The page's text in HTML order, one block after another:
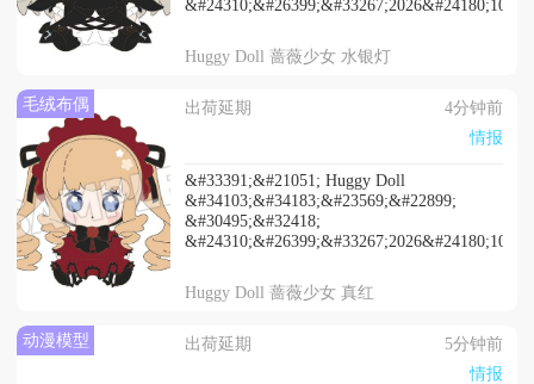
Huggy Doll 蔷薇少女 水银灯
毛绒布偶 出荷延期
4分钟前
情报
&#33391;&#21051; Huggy Doll
&#34103;&#34183;&#23569;&#22899;
&#30495;&#32418;
Huggy Doll 蔷薇少女 真红
动漫模型 出荷延期
5分钟前
情报